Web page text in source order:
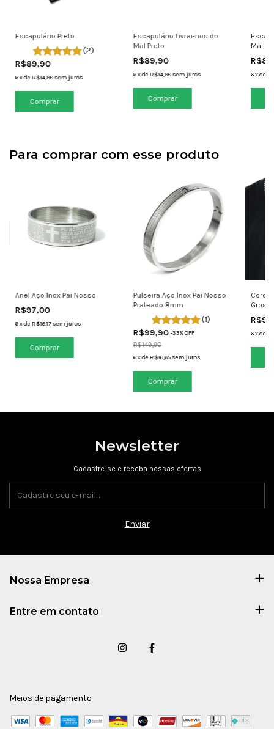
Escapulário Preto
(2)
R$89,90
6xdeR$14,98sem juros
Escapulário Livrai-nos do
Mal Preto
R$89,90
6xdeR$14,98 sem juros
Mal
6xde
Para comprar com esse produto
Anel Aço Inox Pai Nosso
R$97,00
6xdeR$16,17sem juros
Comprar
Pulseira Aço Inox Pai Nosso
Prateado 8mm
(1)
R$99,90-33% OFF
R$149,90
6xdeR$16,65 sem juros
6xde
Newsletter
Cadastre-se e receba nossas ofertas
Nossa Empresa
Entre em contato
Meios de pagamento